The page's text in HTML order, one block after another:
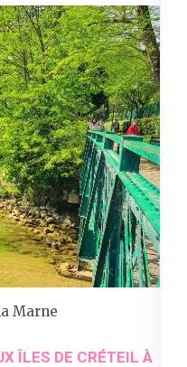
Marne
ÎLES DE CRÉTEIL À